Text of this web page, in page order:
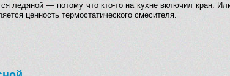
ледяной — потому что кто-то на кухне включил кран.
ценность термостатического смесителя.